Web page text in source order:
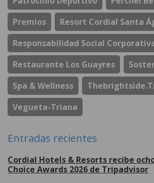
Premios
Resort Cordial Santa
Responsabilidad Social
Restaurante Los Guayres
Spa & Wellness
Vegueta-Triana
Entradas recientes
Cordial Hotels & Resorts recibe
Choice Awards 2026 de Tripadvisor